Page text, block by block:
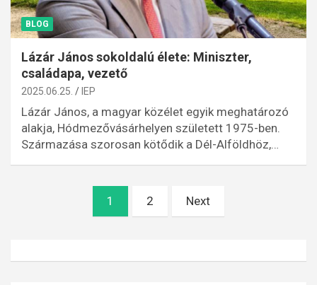
BLOG
Lázár János sokoldalú élete: Miniszter,
családapa, vezető
2025.06.25. IEP
Lázár János, a magyar közélet egyik meghatározó
alakja, Hódmezővásárhelyen született 1975-ben.
Származása szorosan kötődik a Dél-Alföldhöz,…
Bejegyzések
1 2 Next